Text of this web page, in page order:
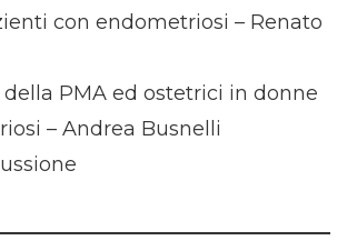
con endometriosi – Renato
della PMA ed ostetrici in donne
– Andrea Busnelli